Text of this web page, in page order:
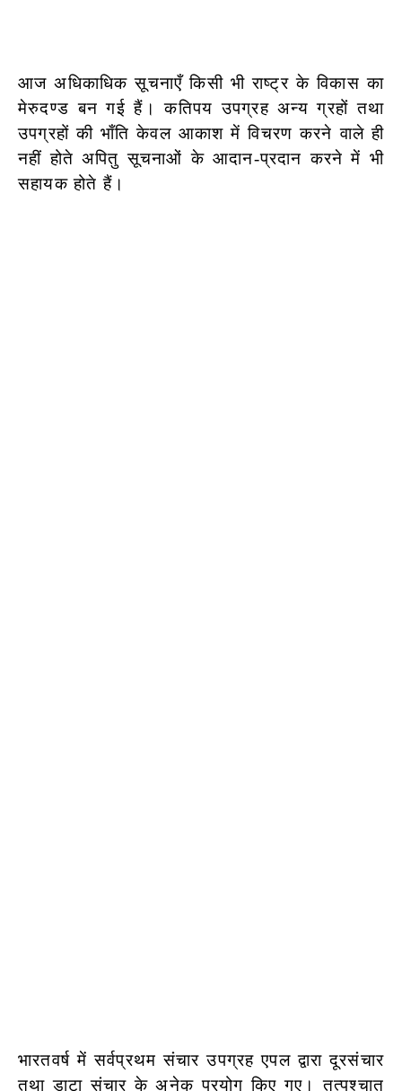
आज अधिकाधिक सूचनाएँ किसी भी राष्ट्र के विकास का
मेरुदण्ड बन गई हैं। कतिपय उपग्रह अन्य ग्रहों तथा
उपग्रहों की भाँति केवल आकाश में विचरण करने वाले ही
नहीं होते अपितु सूचनाओं के आदान-प्रदान करने में भी
सहायक होते हैं।
भारतवर्ष में सर्वप्रथम संचार उपग्रह एपल द्वारा दूरसंचार
तथा डाटा संचार के अनेक प्रयोग किए गए। तत्पश्चात्